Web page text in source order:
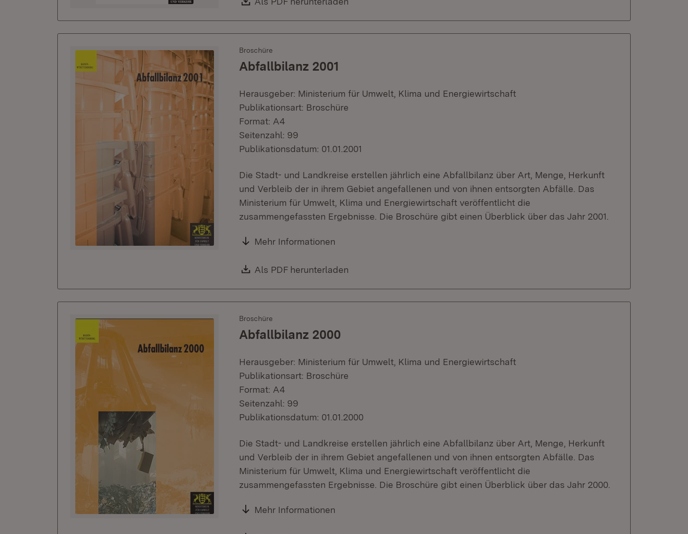
Broschüre
Abfallbilanz 2001
Herausgeber: Ministerium für Umwelt, Klima und Energiewirtschaft
Publikationsart: Broschüre
Format: A4
Seitenzahl: 99
Publikationsdatum: 01.01.2001
Die Stadt- und Landkreise erstellen jährlich eine Abfallbilanz über Art, Menge, Herkunft
und Verbleib der in ihrem Gebiet angefallenen und von ihnen entsorgten Abfälle. Das
Ministerium für Umwelt, Klima und Energiewirtschaft veröffentlicht die
zusammengefassten Ergebnisse. Die Broschüre gibt einen Überblick über das Jahr 2001.
Mehr Informationen
Download:
Als PDF herunterladen
Broschüre
Abfallbilanz 2000
Herausgeber: Ministerium für Umwelt, Klima und Energiewirtschaft
Publikationsart: Broschüre
Format: A4
Seitenzahl: 99
Publikationsdatum: 01.01.2000
Die Stadt- und Landkreise erstellen jährlich eine Abfallbilanz über Art, Menge, Herkunft
und Verbleib der in ihrem Gebiet angefallenen und von ihnen entsorgten Abfälle. Das
Ministerium für Umwelt, Klima und Energiewirtschaft veröffentlicht die
zusammengefassten Ergebnisse. Die Broschüre gibt einen Überblick über das Jahr 2000.
Mehr Informationen